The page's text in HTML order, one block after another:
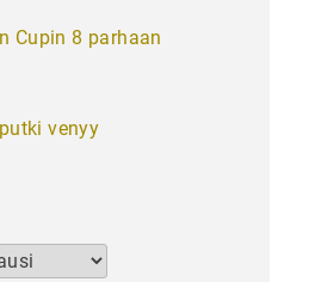
Cupin 8 parhaan
venyy